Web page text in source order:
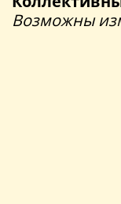
Возможны